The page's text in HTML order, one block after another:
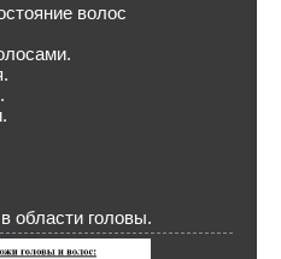
волос
области головы.